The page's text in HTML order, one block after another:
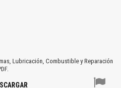
Lubricación, Combustible y Reparación